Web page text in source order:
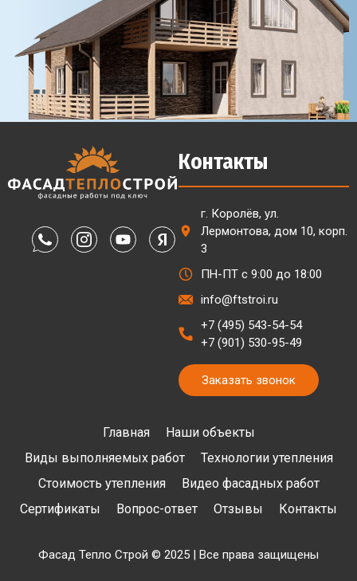
Главная
Наши объекты
Виды выполняемых работ
Технологии утепления
Стоимость утепления
Видео фасадных работ
Сертификаты
Вопрос-ответ Отзывы Контакты
Контакты
г. Королёв, ул.
Лермонтова, дом 10, корп.
3
ПН-ПТ с 9:00 до 18:00
info@ftstroi.ru
+7 (495) 543-54-54
+7 (901) 530-95-49
Заказать звонок
Фасад Тепло Строй © 2025 | Все права защищены